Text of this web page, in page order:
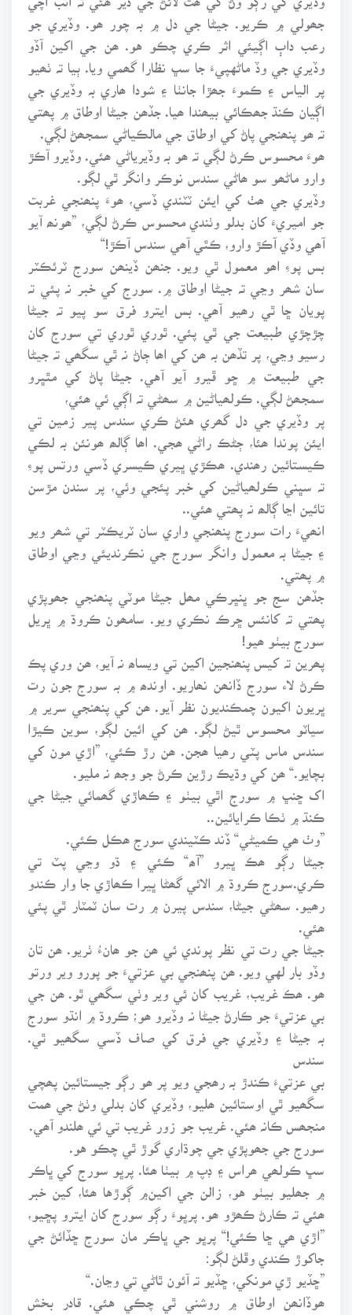
جھولي ۾ ڪريو. جيڻا جي دل ۾ بہ چور ھو. وڏيري جو
رعب داٻ اڳيئي اثر ڪري چڪو هو. ھن جي اکين آڏو
وڏيري جي وڏ ماڻهپيءَ جا سڀ نظارا گھمي ويا. ٻيا تہ ٺھيو
پر الياس ۽ ڪموءَ جھڙا جانٺا ۽ شودا ھاري بہ وڏيري جي
اڳيان ڪنڌ جھڪائي بيھندا ھيا. جڏھن جيڻا اوطاق ۾ پھتي
تہ ھو پنھنجي پاڻ کي اوطاق جي مالڪياڻي سمجھڻ لڳي.
ھوءَ محسوس ڪرڻ لڳي تہ ھو بہ وڏيرياڻي ھئي. وڏيرو آڪڙ
وارو ماڻھو سو ھاڻي سندس نوڪر وانگر ٿي لڳو.
وڏيري جي ھٺ کي ايئن ٽٽندي ڏسي، ھوءَ پنھنجي غربت
جو اميريءَ کان بدلو وٺندي محسوس ڪرڻ لڳي، ”ھونھ آيو
آھي وڏي آڪڙ وارو، ڪٿي آھي سندس آڪڙ!“
بس پوءِ اھو معمول ٿي ويو. جنھن ڏينھن سورج ٽرئڪٽر
سان شھر وڃي تہ جيڻا اوطاق ۾. سورج کي خبر نہ پئي تہ
پويان ڇا ٿي رھيو آھي. بس ايترو فرق سو پيو تہ جيڻا
چڙچڙي طبيعت جي ٿي پئي. ٿوري ٿوري تي سورج کان
رسيو وڃي، پر تڏھن بہ ھن کي اھا ڄاڻ نہ ٿي سگھي تہ جيڻا
جي طبيعت ۾ ڇو ڦيرو آيو آهي. جيڻا پاڻ کي مٿڀرو
سمجھڻ لڳي. ڪولھياڻين ۾ سھڻي تہ اڳي ئي ھئي،
پر وڏيري جي دل گھري هئڻ ڪري سندس پير زمين تي
ايئن پوندا ھئا، ڄڻڪ راڻي ھجي. اھا ڳالھ ھونئن بہ لڪي
ڪيستائين رھندي. ھڪڙي ڀيري ڪيسري ڏسي ورتس پوءِ
تہ سڀني ڪولھياڻين کي خبر پئجي وئي، پر سندن مڙسن
تائين اڃا ڳالھ نہ پھتي ھئي..
انھيءَ رات سورج پنھنجي واري سان ٽريڪٽر تي شھر ويو
۽ جيڻا بہ معمول وانگر سورج جي نڪرنديئي وڃي اوطاق
جڏھن سج جو ڀنڀرڪي مھل جيڻا موٽي پنھنجي جھوپڙي
پھتي تہ کانئس ڇرڪ نڪري ويو. سامھون ڪروڌ ۾ ڀريل
سورج بيٺو ھيو!
پھرين تہ کيس پنھنجين اکين تي ويساھ نہ آيو، ھن وري پڪ
ڪرڻ لاء سورج ڏانھن نھاريو. اوندھ ۾ بہ سورج جون رت
ڀريون اکيون چمڪنديون نظر آيو. ھن کي پنھنجي سرير ۾
سياٽو محسوس ٿيڻ لڳو. ھن کي ائين لڳو، سوين ڪيڙا
سندس ماس پٽي رھيا ھجن. ھن رڙ ڪئي، ”اڙي مون کي
بچايو.“ ھن کي وڌيڪ رڙين ڪرڻ جو وجھ نہ مليو.
اک ڇنڀ ۾ سورج اٿي بيٺو ۽ ڪھاڙي گھمائي جيڻا جي
ڪنڌ ۾ ٺڪا ڪرايائين..
”وٺ ھي ڪميڻي“ ڏند ڪٽيندي سورج ھڪل ڪئي.
جيڻا رڳو ھڪ ڀيرو ”آھ“ ڪئي ۽ ڌو وڃي پٽ تي
ڪري.سورج ڪروڌ ۾ الائي گھڻا ڀيرا ڪھاڙي جا وار ڪندو
رھيو. سھڻي جيڻا، سندس پيرن ۾ رت سان ٽمٽار ٿي پئي
جيڻا جي رت تي نظر پوندي ئي ھن جو ھانءُ ٺريو. ھن تان
وڏو بار لهي ويو. ھن پنھنجي بي عزتيءَ جو پورو وير ورتو
ھو. ھڪ غريب، غريب کان ئي وير وٺي سگھي ٿو. ھن جي
بي عزتيءَ جو ڪارڻ جيڻا نہ وڏيرو ھو؛ ڪروڌ ۾ انڌو سورج
بہ جيڻا ۽ وڏيري جي فرق کي صاف ڏسي سگھيو ٿي.
بي عزتيءَ ڪندڙ بہ رھجي ويو پر ھو رڳو جيستائين پھچي
سگھيو ٿي اوستائين ھليو، وڏيري کان بدلي وٺڻ جي ھمت
منجھس ڪانہ ھئي. غريب جو زور غريب تي ئي ھلندو آھي.
سورج جي جھوپڙي جي چوڌاري گوڙ ٿي چڪو هو.
سڀ ڪولھي ھراس ۽ ڊپ ۾ بيٺا ھئا. پرڀو سورج کي ڀاڪر
۾ جھليو بيٺو هو، زالن جي اکين۾ ڳوڙها ھئا، کين خبر
ھئي تہ ڪارڻ ڪھڙو ھو. پرڀوءَ رڳو سورج کان ايترو پڇيو،
”اڙي ھي ڇا ڪئي!“ پرڀو جي ڀاڪر مان سورج ڇڏائڻ جي
جاکوڙ ڪندي وڦلڻ لڳو:
”ڇڏيو ڙي مونکي، ڇڏيو تہ آئون ٿاڻي تي وڃان.“
ھوڏانھن اوطاق ۾ روشني ٿي چڪي هئي. قادر بخش